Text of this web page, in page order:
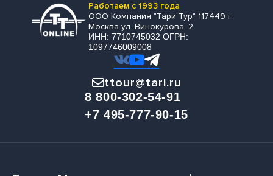
Работаем с 1993 года
ООО Компания "Тари Тур" 117449 г.
Москва ул. Винокурова, 2
ИНН: 7710745032 ОГРН:
1097746009008
ttour@tari.ru
8 800-302-54-91
+7 495-777-90-15